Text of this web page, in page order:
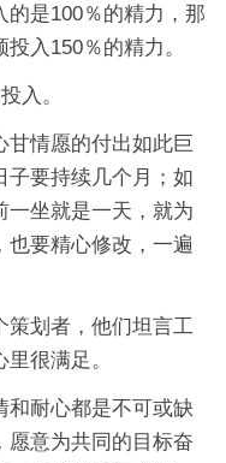
是100％的精力，那
入150％的精力。
入。
甘情愿的付出如此巨
子要持续几个月；如
一坐就是一天，就为
也要精心修改，一遍
策划者，他们坦言工
很满足。
和耐心都是不可或缺
愿意为共同的目标奋